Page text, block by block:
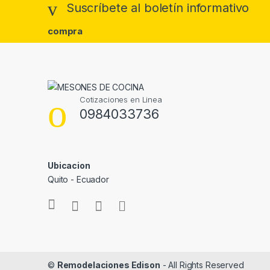
Suscríbete al boletín informativo
compra
Cotizaciones en Linea
0984033736
Ubicacion
Quito - Ecuador
© Remodelaciones Edison - All Rights Reserved